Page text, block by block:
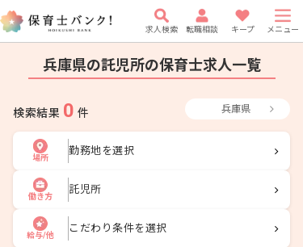
求人検索 転職相談 キープ メニュー
兵庫県の託児所の保育士求人一覧
検索結果 0 件 兵庫県
場所
勤務地を選択
働き方
託児所
給与/他
こだわり条件を選択